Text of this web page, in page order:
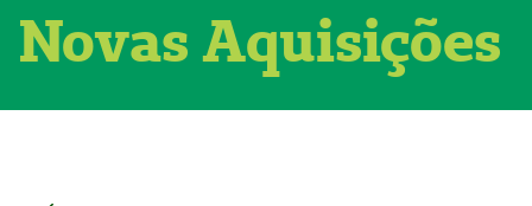
Novas Aquisições